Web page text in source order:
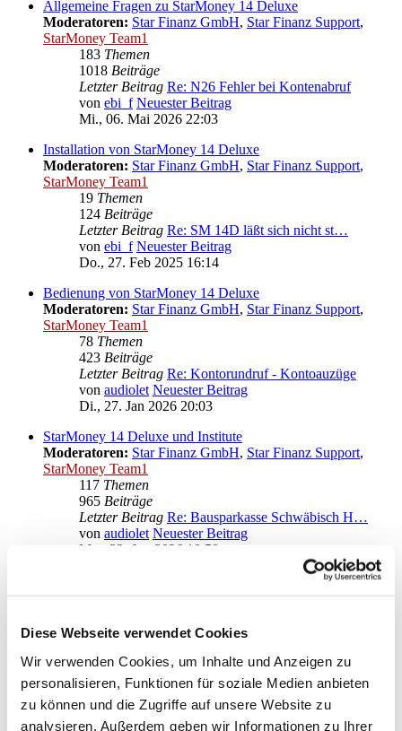
Diese Webseite verwendet Cookies
Wir verwenden Cookies, um Inhalte und Anzeigen zu
personalisieren, Funktionen für soziale Medien anbieten
zu können und die Zugriffe auf unsere Website zu
analysieren. Außerdem geben wir Informationen zu Ihrer
Allgemeine Fragen zu StarMoney 14 Deluxe
Moderatoren: Star Finanz GmbH, Star Finanz Support,
StarMoney Team1
183 Themen
1018 Beiträge
Letzter Beitrag Re: N26 Fehler bei Kontenabruf
von ebi_f Neuester Beitrag
Mi., 06. Mai 2026 22:03
Installation von StarMoney 14 Deluxe
Moderatoren: Star Finanz GmbH, Star Finanz Support,
StarMoney Team1
19 Themen
124 Beiträge
Letzter Beitrag Re: SM 14D läßt sich nicht st…
von ebi_f Neuester Beitrag
Do., 27. Feb 2025 16:14
Bedienung von StarMoney 14 Deluxe
Moderatoren: Star Finanz GmbH, Star Finanz Support,
StarMoney Team1
78 Themen
423 Beiträge
Letzter Beitrag Re: Kontorundruf - Kontoauzüge
von audiolet Neuester Beitrag
Di., 27. Jan 2026 20:03
StarMoney 14 Deluxe und Institute
Moderatoren: Star Finanz GmbH, Star Finanz Support,
StarMoney Team1
117 Themen
965 Beiträge
Letzter Beitrag Re: Bausparkasse Schwäbisch H…
von audiolet Neuester Beitrag
Mo., 22. Jun 2026 18:58
Anregungen und Wünsche zu StarMoney 14 Deluxe
Moderatoren: Star Finanz GmbH,Star Finanz Support,
Gehe zu
Star Finanz GmbH
↳ Ankündigungen der Star Finanz GmbH
↳ Inhalte OnlineUpdates (Produktaktualisierungen)